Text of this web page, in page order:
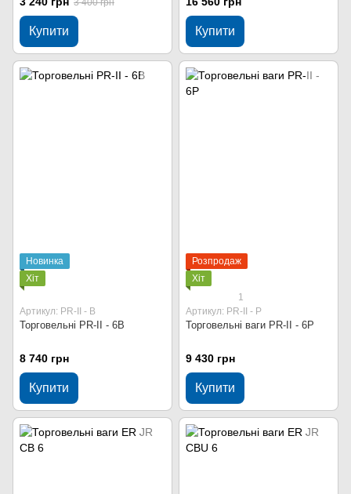
3 400 грн
Купити Купити
Новинка
Хіт
Артикул: PR-II - В
Торговельні PR-II - 6В
8 740 грн
Купити
Розпродаж
Хіт
1
Артикул: PR-II - P
Торговельні ваги PR-II - 6P
9 430 грн
Купити